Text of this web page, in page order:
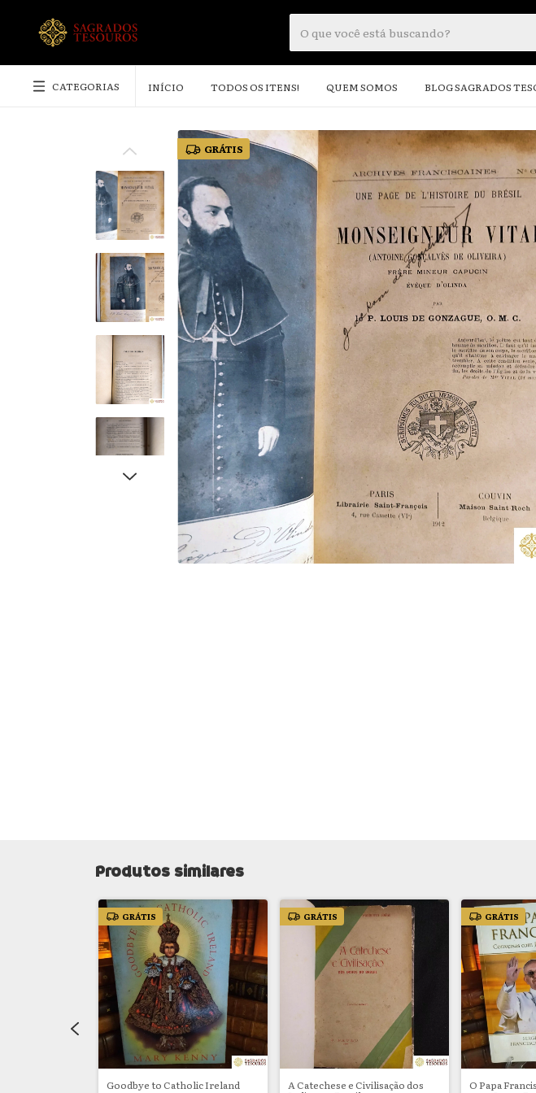
CATEGORIAS INÍCIO TODOS OS ITENS! QUEM SOMOS BLOG SAGRADOS
GRÁTIS
Produtos similares
GRÁTIS
Goodbye to Catholic Ireland
GRÁTIS
A Catechese e Civilisação dos
GRÁTIS
O Papa